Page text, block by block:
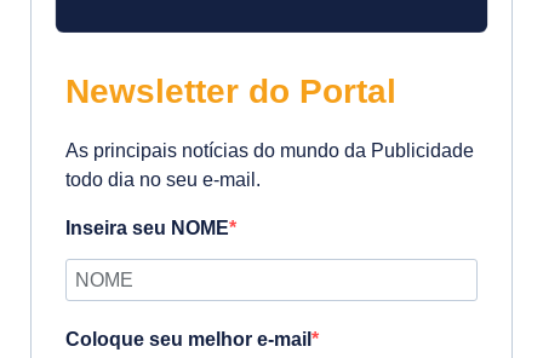
Newsletter do Portal
As principais notícias do mundo da Publicidade
todo dia no seu e-mail.
Inseira seu NOME
Coloque seu melhor e-mail